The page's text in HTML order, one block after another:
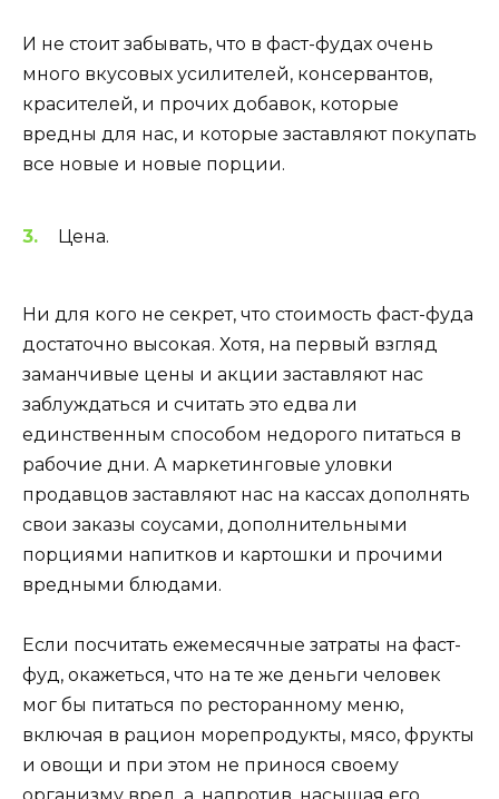
И не стоит забывать, что в фаст-фудах очень
много вкусовых усилителей, консервантов,
красителей, и прочих добавок, которые
вредны для нас, и которые заставляют покупать
все новые и новые порции.
Цена.
Ни для кого не секрет, что стоимость фаст-фуда
достаточно высокая. Хотя, на первый взгляд
заманчивые цены и акции заставляют нас
заблуждаться и считать это едва ли
единственным способом недорого питаться в
рабочие дни. А маркетинговые уловки
продавцов заставляют нас на кассах дополнять
свои заказы соусами, дополнительными
порциями напитков и картошки и прочими
вредными блюдами.
Если посчитать ежемесячные затраты на фаст-
фуд, окажеться, что на те же деньги человек
мог бы питаться по ресторанному меню,
включая в рацион морепродукты, мясо, фрукты
и овощи и при этом не принося своему